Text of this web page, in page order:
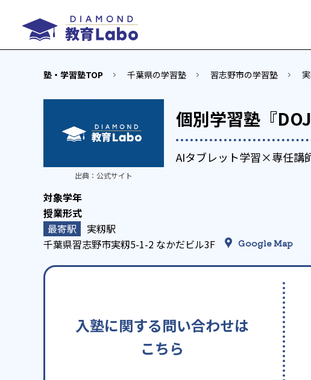
塾・学習塾TOP 千葉県の学習塾 習志野市の学習塾
個別学習塾『
AIタブレット学習×専任講
出典： 公式サイト
実籾駅
千葉県習志野市実籾5-1-2 なかだビル3F
Google Map
入塾に関する問い合わせは
こちら